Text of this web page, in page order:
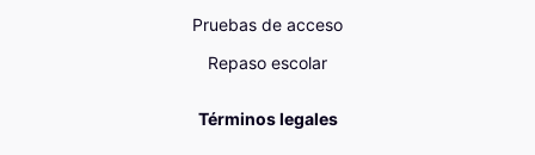
Pruebas de acceso
Repaso escolar
Términos legales